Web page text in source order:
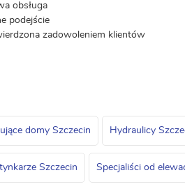
obsługa
podejście
zadowoleniem klientów
domy Szczecin Hydraulicy
Szczecin Specjaliści od